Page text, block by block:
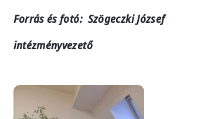
Forrás és fotó: Szögeczki József
intézményvezető
Image